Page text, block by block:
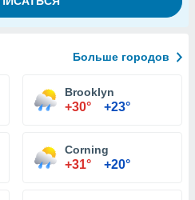
Больше городов
Brooklyn
+30° +23°
Corning
+31° +20°